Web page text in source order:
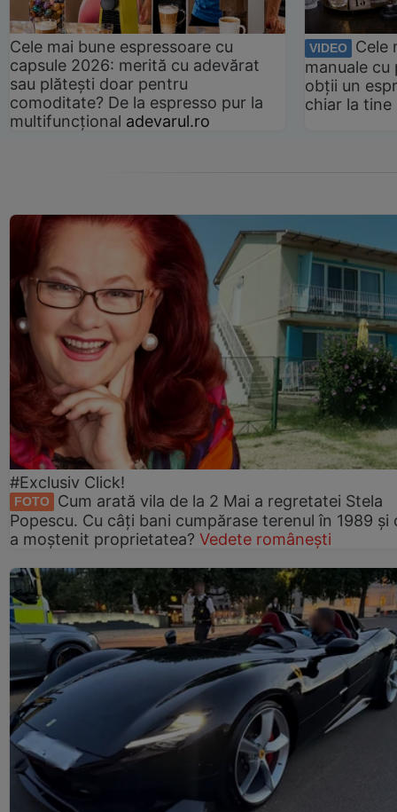
Cele mai bune espressoare cu
capsule 2026: merită cu adevărat
sau plătești doar pentru
comoditate? De la espresso pur la
multifuncțional adevarul.ro
VIDEO
Cele
manuale
obții un
chiar la tine
#Exclusiv Click!
FOTO
Cum arată vila de la 2 Mai a regretatei Stela
Popescu. Cu câți bani cumpărase terenul în 1989 și
a moștenit proprietatea? Vedete românești